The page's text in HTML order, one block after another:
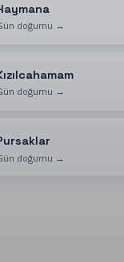
doğumu →
doğumu →
doğumu →